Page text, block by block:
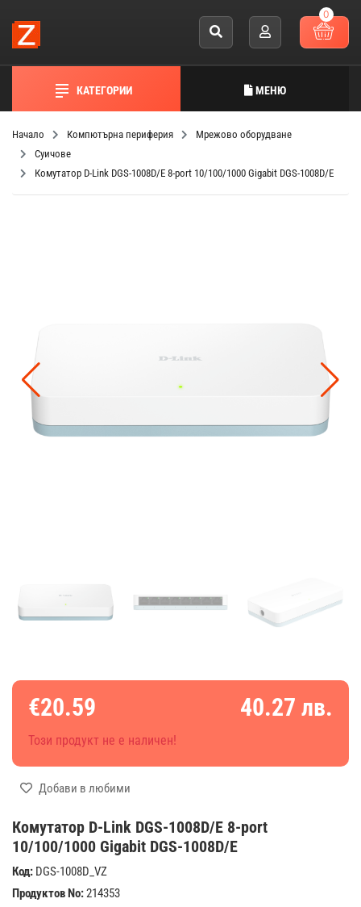
0
КАТЕГОРИИ МЕНЮ
Начало Компютърна периферия
Мрежово оборудване
Суичове
Комутатор D-Link DGS-1008D/E 8-port 10/100/1000 Gigabit DGS-1008D/E
Комутатор D-Link DGS-1008D/E 8-port
10/100/1000 Gigabit DGS-1008D/E
Код: DGS-1008D_VZ
Продуктов No:214353
€20.59 40.27 лв.
Този продукт не е наличен!
Добави в любими